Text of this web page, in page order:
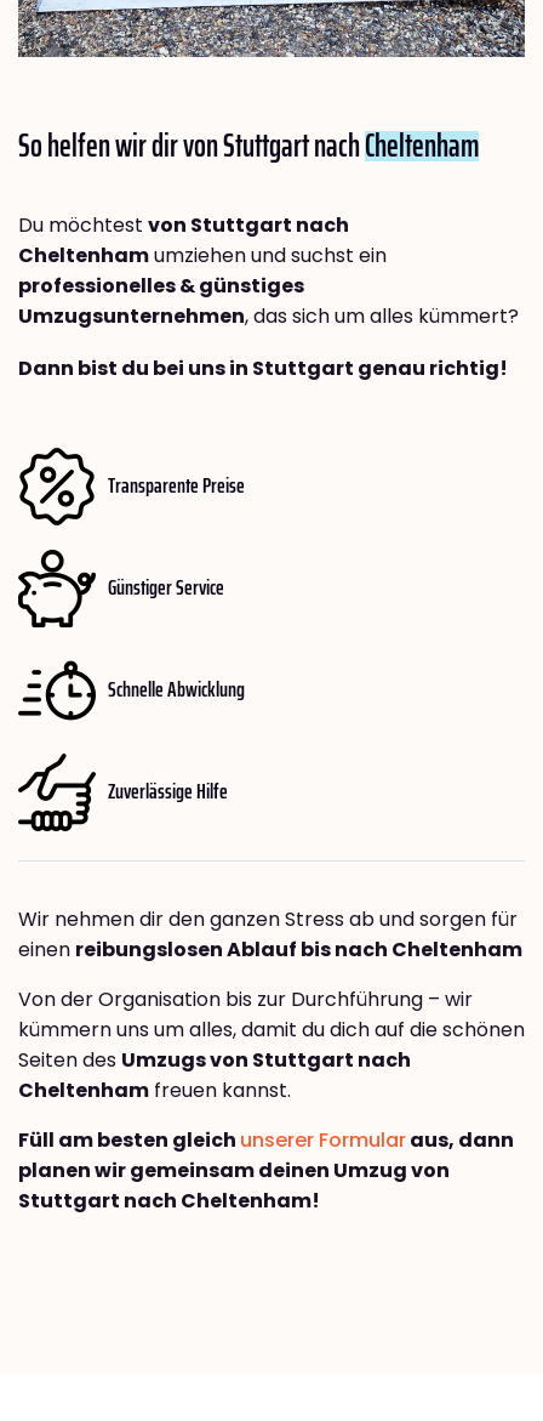
So helfen wir dir von Stuttgart nachCheltenham
Du möchtest von Stuttgart nach
Cheltenhamumziehen und suchst ein
professionelles & günstiges
Umzugsunternehmen, das sich um alles kümmert?
Dann bist du bei uns in Stuttgart genau richtig!
Transparente Preise
Günstiger Service
Schnelle Abwicklung
Zuverlässige Hilfe
Wir nehmen dir den ganzen Stress ab und sorgen für
einen reibungslosen Ablauf bis nach Cheltenham
Von der Organisation bis zur Durchführung – wir
kümmern uns um alles, damit du dich auf die schönen
Seiten des Umzugs von Stuttgart nach
Cheltenham freuen kannst.
Füll am besten gleich unserer Formularaus, dann
planen wir gemeinsam deinen Umzug von
Stuttgart nach Cheltenham!